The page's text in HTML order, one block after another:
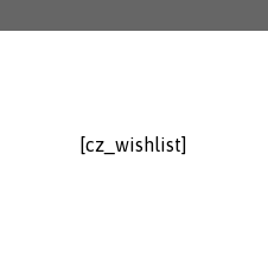
[cz_wishlist]